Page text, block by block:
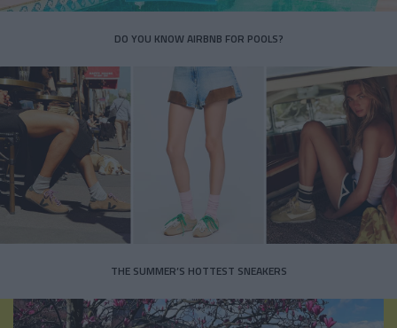
DO YOU KNOW AIRBNB FOR POOLS?
THE SUMMER’S HOTTEST SNEAKERS